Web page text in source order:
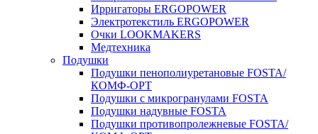
Ирригаторы ERGOPOWER
Электротекстиль ERGOPOWER
Очки LOOKMAKERS
Медтехника
Подушки
Подушки пенополиуретановые FOSTA/
КОМФ-ОРТ
Подушки с микрогранулами FOSTA
Подушки надувные FOSTA
Подушки противопролежневые FOSTA/